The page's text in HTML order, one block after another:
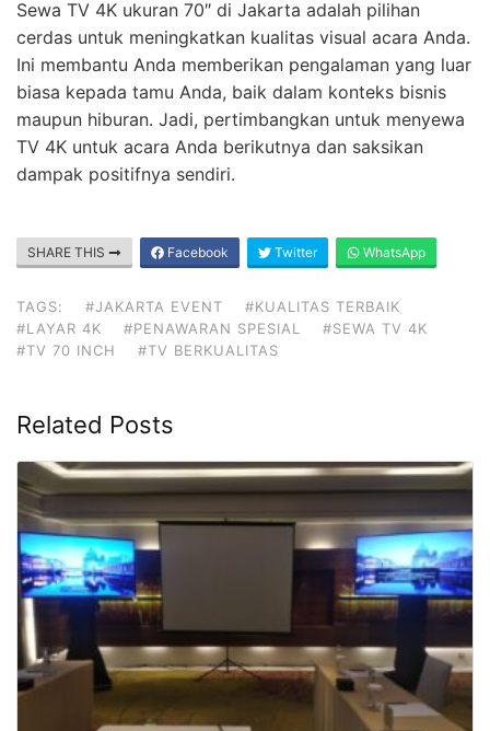
Sewa TV 4K ukuran 70″ di Jakarta adalah pilihan
cerdas untuk meningkatkan kualitas visual acara Anda.
Ini membantu Anda memberikan pengalaman yang luar
biasa kepada tamu Anda, baik dalam konteks bisnis
maupun hiburan. Jadi, pertimbangkan untuk menyewa
TV 4K untuk acara Anda berikutnya dan saksikan
dampak positifnya sendiri.
SHARE THIS Facebook Twitter WhatsApp
TAGS: #JAKARTA EVENT
#KUALITAS TERBAIK
#LAYAR 4K
#PENAWARAN SPESIAL
#SEWA TV 4K
#TV 70 INCH
#TV BERKUALITAS
Related Posts